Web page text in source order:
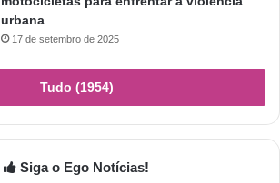
urbana
17 de setembro de 2025
Tudo (1954)
Siga o Ego Notícias!